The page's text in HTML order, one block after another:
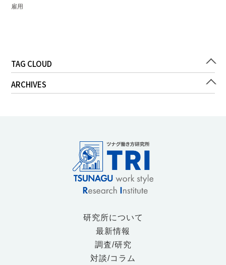
雇用
TAG CLOUD
ARCHIVES
研究所について
最新情報
調査/研究
対談/コラム